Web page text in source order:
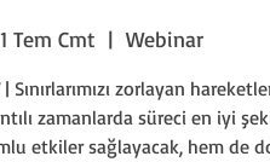
Tem Cmt
  |
Webinar
Sınırlarımızı zorlayan
zamanlarda süreci en iyi
etkiler sağlayacak, hem de